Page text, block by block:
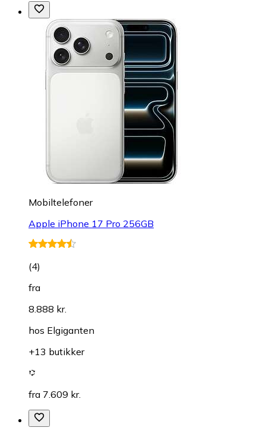
Mobiltelefoner
Apple iPhone 17 Pro 256GB
(4)
fra
8.888 kr.
hos Elgiganten
+13 butikker
fra 7.609 kr.